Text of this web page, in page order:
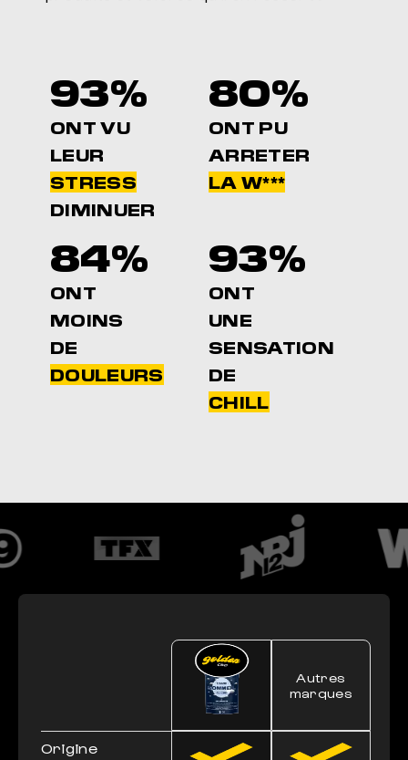
93%
ONT VU
LEUR
STRESS
DIMINUER
80%
ONT PU
ARRETER
LA W***
84%
ONT
MOINS
DE
DOULEURS
93%
ONT
UNE
SENSATION
DE
CHILL
Autres
marques
Origine